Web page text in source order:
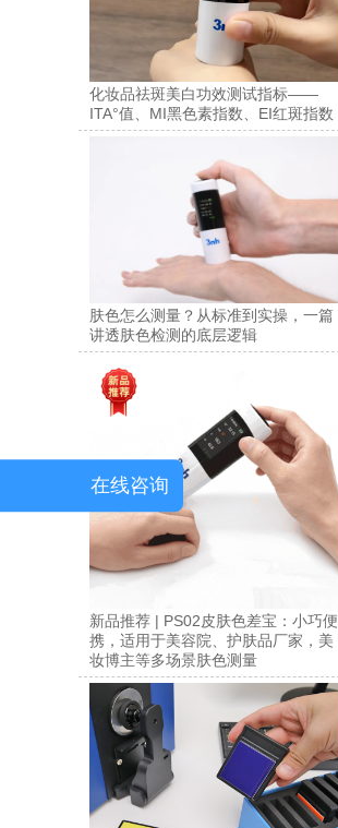
化妆品祛斑美白功效测试指标——
ITA°值、MI黑色素指数、EI红斑指数
肤色怎么测量？从标准到实操，一篇
讲透肤色检测的底层逻辑
新品推荐 | PS02皮肤色差宝：小巧便
携，适用于美容院、护肤品厂家，美
妆博主等多场景肤色测量
在线咨询